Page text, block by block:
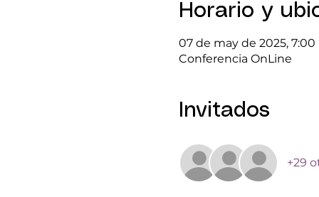
Horario y
07 de may de 2025, 7:00
Conferencia OnLine
Invitados
+29